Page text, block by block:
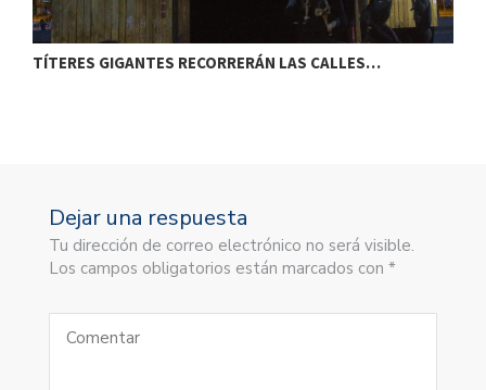
TÍTERES GIGANTES RECORRERÁN LAS CALLES…
Dejar una respuesta
Tu dirección de correo electrónico no será visible.
Los campos obligatorios están marcados con *